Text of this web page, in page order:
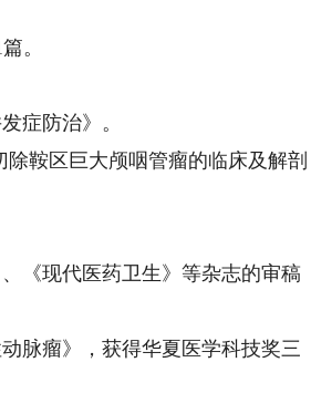
。
症防治》。
鞍区巨大颅咽管瘤的临床及解剖
《现代医药卫生》等杂志的审稿
脉瘤》，获得华夏医学科技奖三